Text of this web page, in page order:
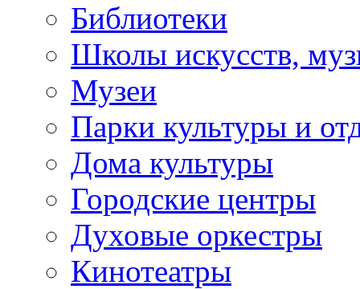
Библиотеки
Школы искусств,
Музеи
Парки культуры и
Дома культуры
Городские центры
Духовые оркестры
Кинотеатры